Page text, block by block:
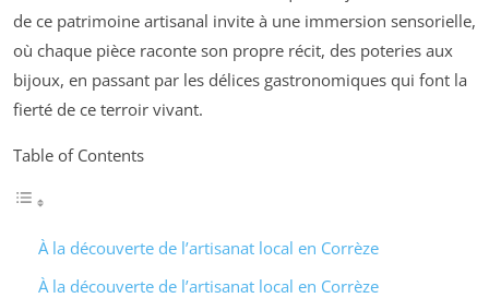
de ce patrimoine artisanal invite à une immersion sensorielle,
où chaque pièce raconte son propre récit, des poteries aux
bijoux, en passant par les délices gastronomiques qui font la
fierté de ce terroir vivant.
Table of Contents
À la découverte de l’artisanat local en Corrèze
À la découverte de l’artisanat local en Corrèze